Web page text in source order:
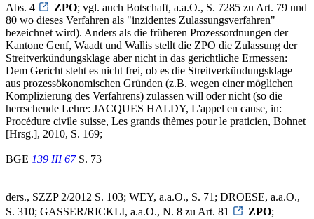
Abs. 4
ZPO; vgl. auch Botschaft, a.a.O., S. 7285 zu Art. 79 und
80 wo dieses Verfahren als "inzidentes Zulassungsverfahren"
bezeichnet wird). Anders als die früheren Prozessordnungen der
Kantone Genf, Waadt und Wallis stellt die ZPO die Zulassung der
Streitverkündungsklage aber nicht in das gerichtliche Ermessen:
Dem Gericht steht es nicht frei, ob es die Streitverkündungsklage
aus prozessökonomischen Gründen (z.B. wegen einer möglichen
Komplizierung des Verfahrens) zulassen will oder nicht (so die
herrschende Lehre: JACQUES HALDY, L'appel en cause, in:
Procédure civile suisse, Les grands thèmes pour le praticien, Bohnet
[Hrsg.], 2010, S. 169;
BGE 139 III 67S. 73
ders., SZZP 2/2012 S. 103; WEY, a.a.O., S. 71; DROESE, a.a.O.,
S. 310; GASSER/RICKLI, a.a.O., N. 8 zu Art. 81
ZPO;